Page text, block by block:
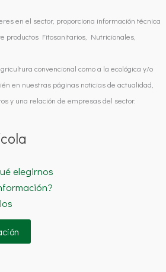
en el sector, proporciona información técnica
productos Fitosanitarios, Nutricionales,
convencional como a la ecológica y/o
en nuestras páginas noticias de actualidad,
y una relación de empresas del sector.
elegirnos